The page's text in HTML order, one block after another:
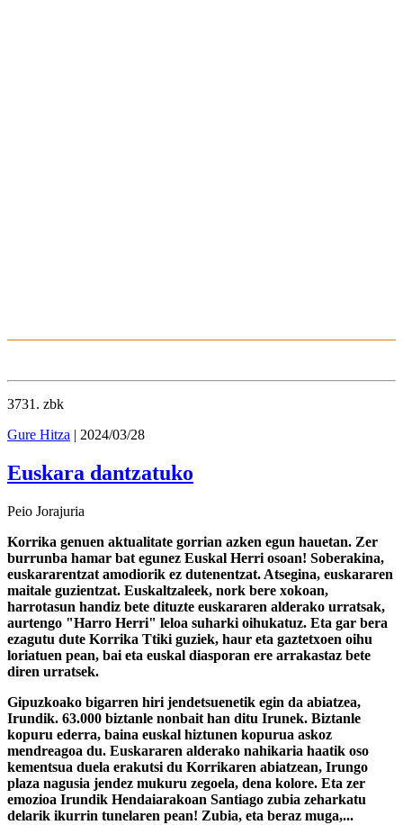
3731. zbk
Gure Hitza | 2024/03/28
Euskara dantzatuko
Peio Jorajuria
Korrika genuen aktualitate gorrian azken egun hauetan. Zer
burrunba hamar bat egunez Euskal Herri osoan! Soberakina,
euskararentzat amodiorik ez dutenentzat. Atsegina, euskararen
maitale guzientzat. Euskaltzaleek, nork bere xokoan,
harrotasun handiz bete dituzte euskararen alderako urratsak,
aurtengo "Harro Herri" leloa suharki oihukatuz. Eta gar bera
ezagutu dute Korrika Ttiki guziek, haur eta gaztetxoen oihu
loriatuen pean, bai eta euskal diasporan ere arrakastaz bete
diren urratsek.
Gipuzkoako bigarren hiri jendetsuenetik egin da abiatzea,
Irundik. 63.000 biztanle nonbait han ditu Irunek. Biztanle
kopuru ederra, baina euskal hiztunen kopurua askoz
mendreagoa du. Euskararen alderako nahikaria haatik oso
kementsua duela erakutsi du Korrikaren abiatzean, Irungo
plaza nagusia jendez mukuru zegoela, dena kolore. Eta zer
emozioa Irundik Hendaiarakoan Santiago zubia zeharkatu
delarik ikurrin tunelaren pean! Zubia, eta beraz muga,...